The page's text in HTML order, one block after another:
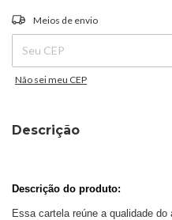
Entregas para o CEP:
Meios de envio
Não sei meu CEP
Descrição
Descrição do produto:
Essa cartela reúne a qualidade